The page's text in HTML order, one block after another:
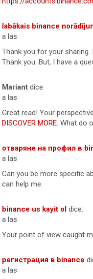
labākais binance
a las
Thank you for your
Thank you. But, I have a
Mariant dice:
a las
Great read! Your
DISCOVER MORE. What do
отваряне на профил в
a las
Can you be more specific
can help me.
binance us kayit ol dice:
a las
Your point of view caught
регистрация в binance
a las